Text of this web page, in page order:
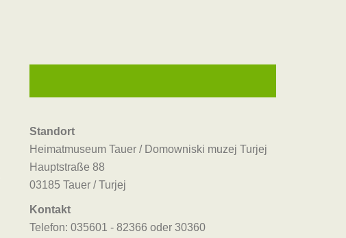
Standort
Heimatmuseum Tauer / Domowniski muzej Turjej
Hauptstraße 88
03185 Tauer / Turjej
Kontakt
Telefon: 035601 - 82366 oder 30360